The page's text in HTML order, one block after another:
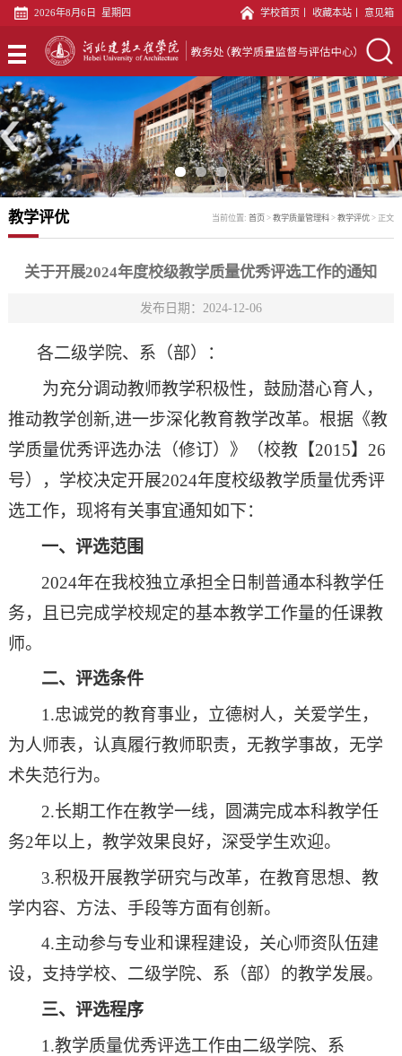
页
专
业
建
设
科
教
务
科
教
材
文
实
践
教
心
管
理
科
文
字
工
员
公
建
工
作
2026年8月6日 星期四 学校首页 收藏本站 意见箱
教学评优 当前位置:首页 >教学质量管理科 >教学评优 > 正文
关于开展2024年度校级教学质量优秀评选工作的通知
发布日期：2024-12-06
各二级学院、系（部）：
为充分调动教师教学积极性，鼓励潜心育人，
推动教学创新,进一步深化教育教学改革。 根据《教
学质量优秀评选办法（修订）》（校教【2015】26
号），学校决定开展2024年度校级教学质量优秀评
选工作，现将有关事宜通知如下：
一、评选范围
2024年在我校独立承担全日制普通本科教学任
务，且 已完成学校规定的基本教学工作量的任课教
师。
二、评选条件
1.忠诚党的教育事业，立德树人，关爱学生 ，
为人师表， 认真履行教师职责， 无教学事故，无学
术失范行为。
2.长期工作在教学一线，
圆满完成本科教学任
务2年以上 ， 教学效果良好，深受学生欢迎。
3.积极开展教学研究与改革，在教育思想、教
学内容、 方法、 手段等方面有创新。
4.主动参与专业和课程建设， 关心师资队伍建
设， 支持学校、二级学院、系（部）的教学发展。
三、评选程序
1.教学质量优秀评选工作由二级学院、系